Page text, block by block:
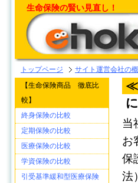
生命保険の賢い見直し！
トップページ サイト運営会社の
≪
当
お
保
法
【生命保険商品 徹底比
較】
終身保険の比較
定期保険の比較
医療保険の比較
学資保険の比較
引受基準緩和型医療保険